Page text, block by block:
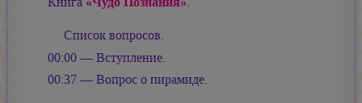
Список вопросов.
00:00 — Вступление.
00:37 — Вопрос о пирамиде.